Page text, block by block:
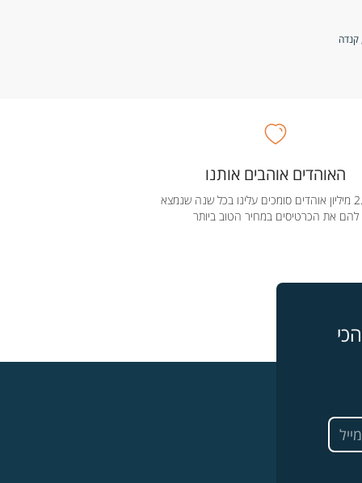
קנדה
האוהדים אוהבים אותנו
מעל 2.5 מיליון אוהדים סומכים עלינו בכל שנה שנמצא
להם את הכרטיסים במחיר הטוב ביותר